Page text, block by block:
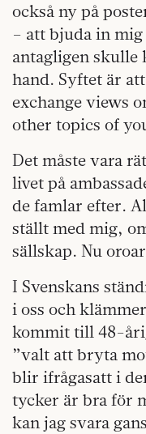
också ny på
– att bjuda in
antagligen skulle
hand. Syftet är
exchange views
other topics of
Det måste vara
livet på
de famlar efter.
ställt med mig,
sällskap. Nu
I Svenskans
i oss och
kommit till 48-
”valt att bryta
blir ifrågasatt i
tycker är bra för
kan jag svara